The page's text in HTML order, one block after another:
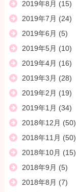
2019年8月 (15)
2019年7月 (24)
2019年6月 (5)
2019年5月 (10)
2019年4月 (16)
2019年3月 (28)
2019年2月 (19)
2019年1月 (34)
2018年12月 (50)
2018年11月 (50)
2018年10月 (15)
2018年9月 (5)
2018年8月 (7)